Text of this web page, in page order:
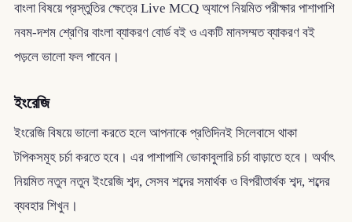
বাংলা বিষয়ে প্রস্তুতির ক্ষেত্রে Live MCQ অ্যাপে নিয়মিত পরীক্ষার পাশাপাশি
নবম-দশম শ্রেণির বাংলা ব্যাকরণ বোর্ড বই ও একটি মানসম্মত ব্যাকরণ বই
পড়লে ভালো ফল পাবেন।
ইংরেজি
ইংরেজি বিষয়ে ভালো করতে হলে আপনাকে প্রতিদিনই সিলেবাসে থাকা
টপিকসমূহ চর্চা করতে হবে। এর পাশাপাশি ভোকাবুলারি চর্চা বাড়াতে হবে। অর্থাৎ
নিয়মিত নতুন নতুন ইংরেজি শব্দ, সেসব শব্দের সমার্থক ও বিপরীতার্থক শব্দ, শব্দের
ব্যবহার শিখুন।